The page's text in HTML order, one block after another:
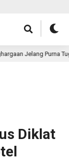
Jelang Purna Tugas
Diklat